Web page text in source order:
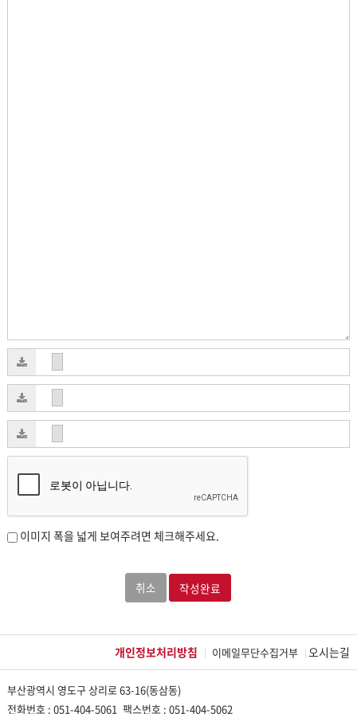
이미지 폭을 넓게 보여주려면 체크해주세요.
취소
개인정보처리방침 이메일무단수집거부 오시는길
부산광역시 영도구 상리로 63-16(동삼동)
전화번호 : 051-404-5061 팩스번호 : 051-404-5062